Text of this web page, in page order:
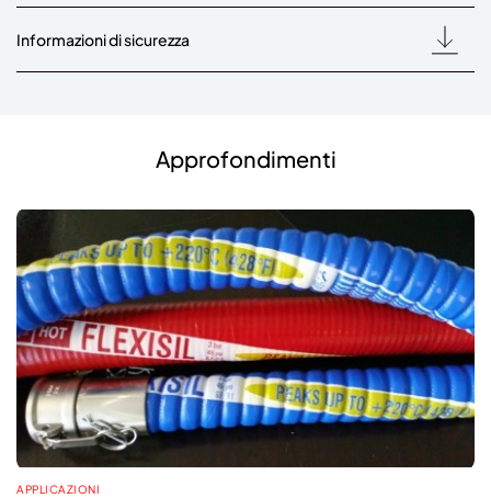
Informazioni di sicurezza
Approfondimenti
APPLICAZIONI